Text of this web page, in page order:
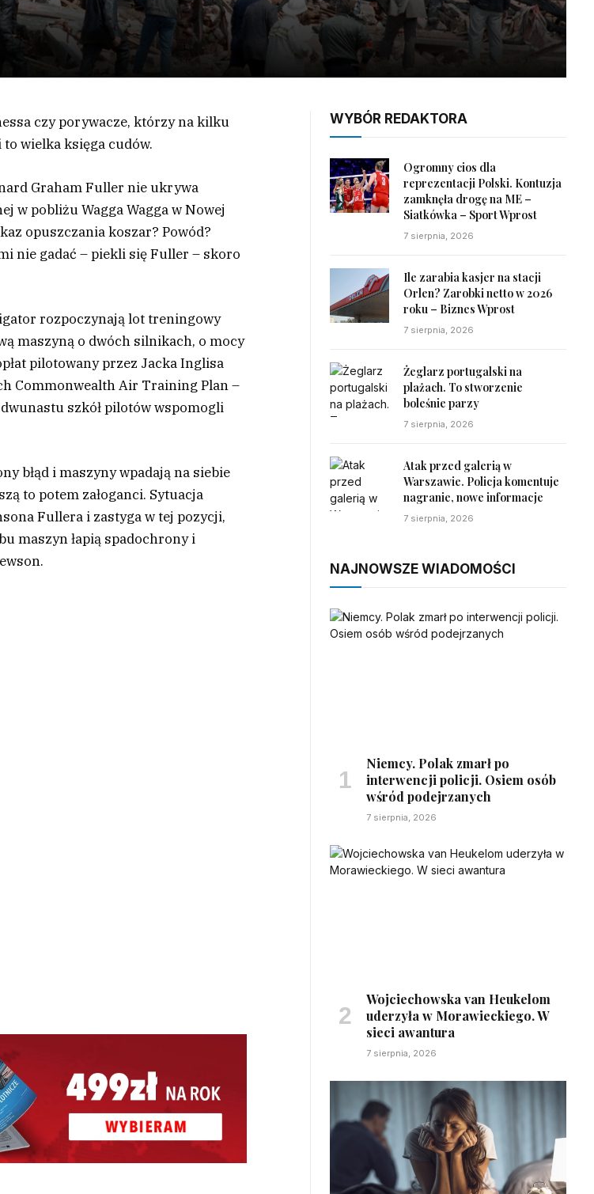
czy porywacze, którzy na kilku
wielka księga cudów.
Graham Fuller nie ukrywa
w pobliżu Wagga Wagga w Nowej
opuszczania koszar? Powód?
nie gadać – piekli się Fuller – skoro
rozpoczynają lot treningowy
maszyną o dwóch silnikach, o mocy
pilotowany przez Jacka Inglisa
Commonwealth Air Training Plan –
szkół pilotów wspomogli
błąd i maszyny wpadają na siebie
to potem załoganci. Sytuacja
Fullera i zastyga w tej pozycji,
maszyn łapią spadochrony i
WYBÓR REDAKTORA
Ogromny cios dla
reprezentacji Polski. Kontuzja
zamknęła drogę na ME –
Siatkówka – Sport Wprost
7 sierpnia, 2026
Ile zarabia kasjer na stacji
Orlen? Zarobki netto w 2026
roku – Biznes Wprost
7 sierpnia, 2026
Żeglarz portugalski na
plażach. To stworzenie
boleśnie parzy
7 sierpnia, 2026
Atak przed galerią w
Warszawie. Policja komentuje
nagranie, nowe informacje
7 sierpnia, 2026
NAJNOWSZE WIADOMOŚCI
Niemcy. Polak zmarł po
interwencji policji. Osiem osób
wśród podejrzanych
7 sierpnia, 2026
Wojciechowska van Heukelom
uderzyła w Morawieckiego. W
sieci awantura
7 sierpnia, 2026